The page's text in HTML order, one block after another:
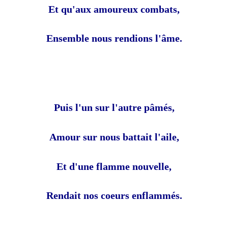
Et qu'aux amoureux combats,
Ensemble nous rendions l'âme.
Puis l'un sur l'autre pâmés,
Amour sur nous battait l'aile,
Et d'une flamme nouvelle,
Rendait nos coeurs enflammés.